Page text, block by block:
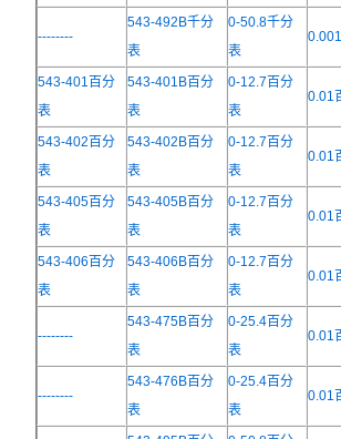
--------
543-492B千分
表
0-50.8千分
表
543-401百分
表
543-401B百分
表
0-12.7百分
表
0.01
543-402百分
表
543-402B百分
表
0-12.7百分
表
0.01
543-405百分
表
543-405B百分
表
0-12.7百分
表
0.01
543-406百分
表
543-406B百分
表
0-12.7百分
表
0.01
--------
543-475B百分
表
0-25.4百分
表
0.01
--------
543-476B百分
表
0-25.4百分
表
0.01